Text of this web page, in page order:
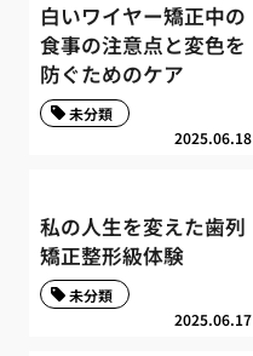
白いワイヤー矯正中の
食事の注意点と変色を
防ぐためのケア
2025.06.18
未分類
私の人生を変えた歯列
矯正整形級体験
2025.06.17
未分類